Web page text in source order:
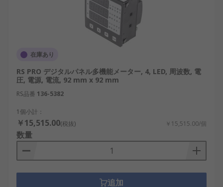
Baumer：電圧、電流、温度、抵抗、パルスな
どを表示するプロセスディスプレイやデジタ
ル表示器を扱っています。
Red Lion：プロセス入力、温度、電圧、電
流、周波数、カウンタなどに対応するパネル
メータを提供し、表示、演算、通信、制御出
力を組み合わせた製品を展開しています。
在庫あり
RS PRO デジタルパネル多機能メーター, 4, LED, 周波数, 電
圧, 電源, 電流, 92 mm x 92 mm
RS品番 136-5382
1個小計：
￥15,515.00(税抜) ￥15,515.00/個
数量
追加